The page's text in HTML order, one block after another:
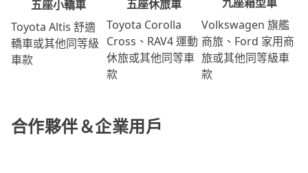
五座小轎車
Toyota Altis 舒適
轎車或其他同等級
車款
五座休旅車
Toyota Corolla
Cross、RAV4 運動
休旅或其他同等車
款
Volkswagen 旗艦
商旅、Ford 家用商
旅或其他同等級車
款
合作夥伴＆企業用戶